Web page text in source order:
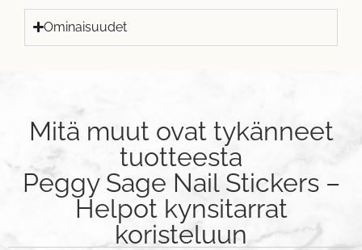
Ominaisuudet
Mitä muut ovat tykänneet
tuotteesta
Peggy Sage Nail Stickers –
Helpot kynsitarrat
koristeluun